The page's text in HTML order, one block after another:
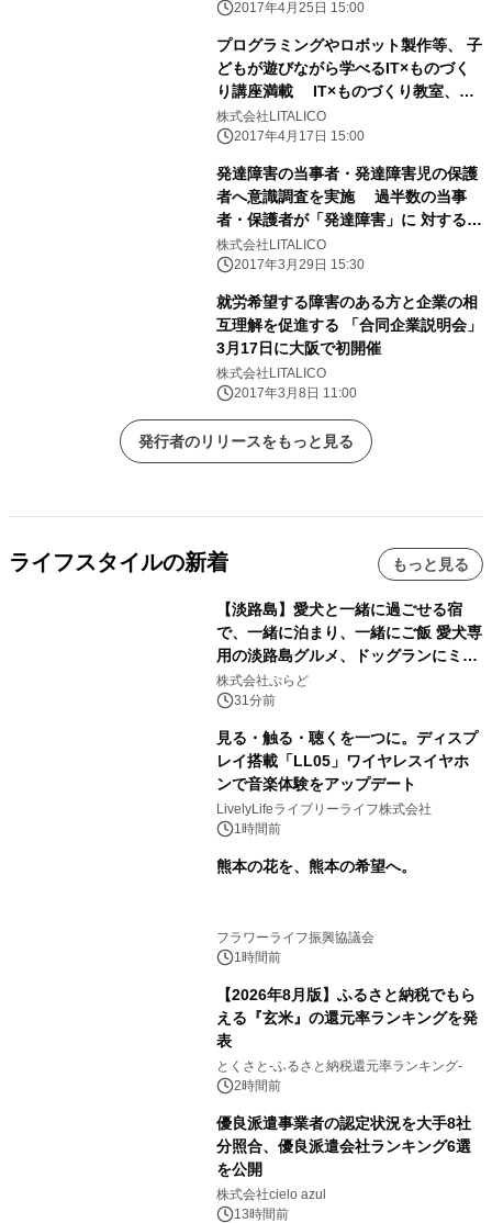
2017年4月25日 15:00
プログラミングやロボット製作等、 子
どもが遊びながら学べるIT×ものづく
り講座満載 IT×ものづくり教室、
「G.Wワークショップ2017」開催
株式会社LITALICO
2017年4月17日 15:00
発達障害の当事者・発達障害児の保護
者へ意識調査を実施 過半数の当事
者・保護者が「発達障害」に 対する社
会の理解は「進んでいない」と回答
株式会社LITALICO
2017年3月29日 15:30
就労希望する障害のある方と企業の相
互理解を促進する 「合同企業説明会」
3月17日に大阪で初開催
株式会社LITALICO
2017年3月8日 11:00
発行者のリリースをもっと見る
ライフスタイルの新着 もっと見る
【淡路島】愛犬と一緒に過ごせる宿
で、一緒に泊まり、一緒にご飯 愛犬専
用の淡路島グルメ、ドッグランにミニ
プール グランピングとトレーラーハウ
スの2施設で
株式会社ぷらど
31分前
見る・触る・聴くを一つに。ディスプ
レイ搭載「LL05」ワイヤレスイヤホ
ンで音楽体験をアップデート
LivelyLifeライブリーライフ株式会社
1時間前
熊本の花を、熊本の希望へ。
フラワーライフ振興協議会
1時間前
【2026年8月版】ふるさと納税でもら
える『玄米』の還元率ランキングを発
表
とくさと-ふるさと納税還元率ランキング-
2時間前
優良派遣事業者の認定状況を大手8社
分照合、優良派遣会社ランキング6選
を公開
株式会社cielo azul
13時間前